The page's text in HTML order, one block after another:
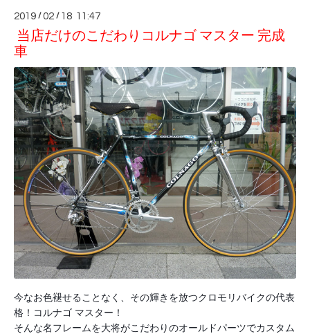
2019 /02 / 18 11:47
当店だけのこだわりコルナゴ マスター 完成
車
今なお色褪せることなく、その輝きを放つクロモリバイクの代表
格！コルナゴ マスター！
そんな名フレームを大将がこだわりのオールドパーツでカスタム